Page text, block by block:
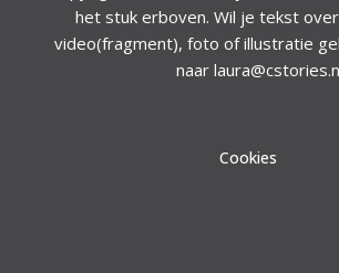
het stuk erboven. Wil je tekst
video(fragment), foto of illustratie
naar
Cookies